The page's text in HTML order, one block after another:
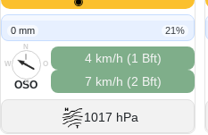
0 mm 21%
N
O
S
W
OSO
4 km/h (1 Bft)
7 km/h (2 Bft)
1017 hPa